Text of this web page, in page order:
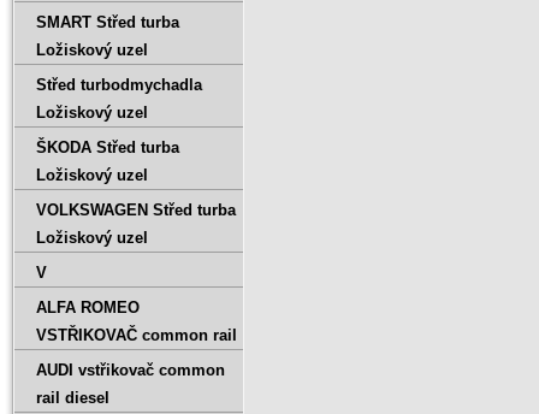
SMART Střed turba
Ložiskový uzel
Střed turbodmychadla
Ložiskový uzel
ŠKODA Střed turba
Ložiskový uzel
VOLKSWAGEN Střed turba
Ložiskový uzel
V
ALFA ROMEO
VSTŘIKOVAČ common rail
AUDI vstřikovač common
rail diesel